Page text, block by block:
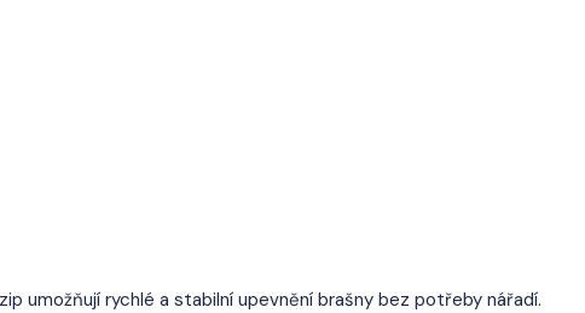
umožňují rychlé a stabilní upevnění brašny bez potřeby nářadí.